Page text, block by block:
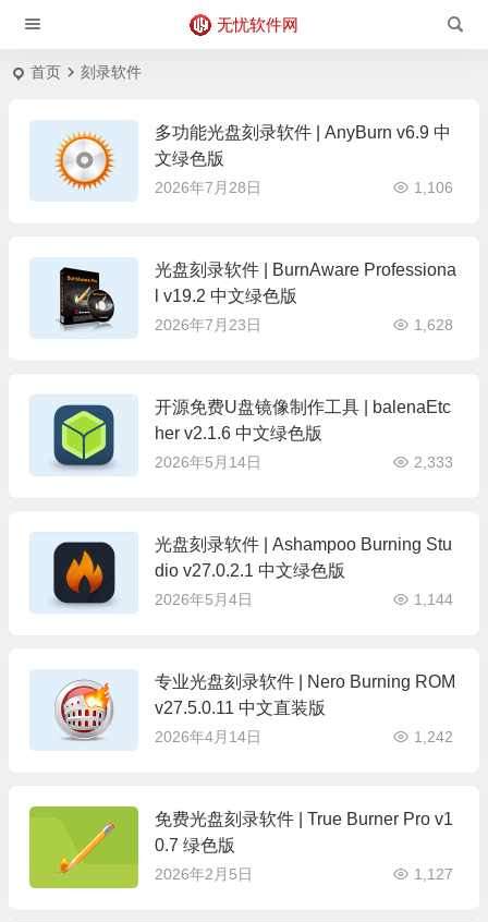
无忧软件网
首页 刻录软件
多功能光盘刻录软件 | AnyBurn v6.9 中
文绿色版
2026年7月28日 1,106
光盘刻录软件 | BurnAware Professiona
l v19.2 中文绿色版
2026年7月23日 1,628
开源免费U盘镜像制作工具 | balenaEtc
her v2.1.6 中文绿色版
2026年5月14日 2,333
光盘刻录软件 | Ashampoo Burning Stu
dio v27.0.2.1 中文绿色版
2026年5月4日 1,144
专业光盘刻录软件 | Nero Burning ROM
v27.5.0.11 中文直装版
2026年4月14日 1,242
免费光盘刻录软件 | True Burner Pro v1
0.7 绿色版
2026年2月5日 1,127